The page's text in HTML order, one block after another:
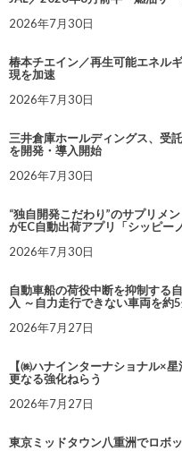
2026年7月30日
椿本チエイン／再生可能エネル
現を加速
2026年7月30日
三井倉庫ホールディングス、受
を開発・導入開始
2026年7月30日
“独自開発こだわり”のサプリメ
がEC自動出荷アプリ「シッピー
2026年7月30日
自動車船の荷役中断を抑制する
入 ～自力走行できない車両を約
2026年7月27日
【㈱ハナインターナショナル×
更なる強化ねらう
2026年7月27日
東京ミッドタウン八重洲でロボ